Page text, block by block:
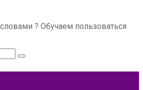
? Обучаем пользоваться